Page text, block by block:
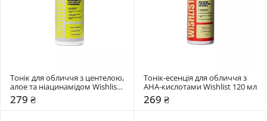
Тонік для обличчя з центелою,
алое та ніацинамідом Wishlist
120 мл
279 ₴
Тонік-есенція для обличчя з
AHA-кислотами Wishlist 120 мл
269 ₴